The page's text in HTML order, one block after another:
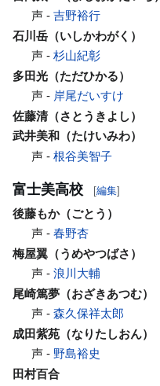
声 -吉野裕行
石川岳（いしかわがく）
声 -杉山紀彰
多田光（ただひかる）
声 - 岸尾だいすけ
佐藤清（さとうきよし）
武井美和（たけいみわ）
声 -根谷美智子
富士美高校 [編集]
後藤もか（ごとう）
声 -春野杏
梅屋翼（うめやつばさ）
声 -浪川大輔
尾崎篤夢（おざきあつむ）
声 -森久保祥太郎
成田紫苑（なりたしおん）
声 - 野島裕史
田村百合